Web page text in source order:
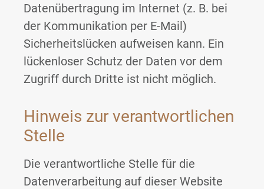
Datenübertragung im Internet (z. B. bei
der Kommunikation per E-Mail)
Sicherheitslücken aufweisen kann. Ein
lückenloser Schutz der Daten vor dem
Zugriff durch Dritte ist nicht möglich.
Hinweis zur verantwortlichen
Stelle
Die verantwortliche Stelle für die
Datenverarbeitung auf dieser Website